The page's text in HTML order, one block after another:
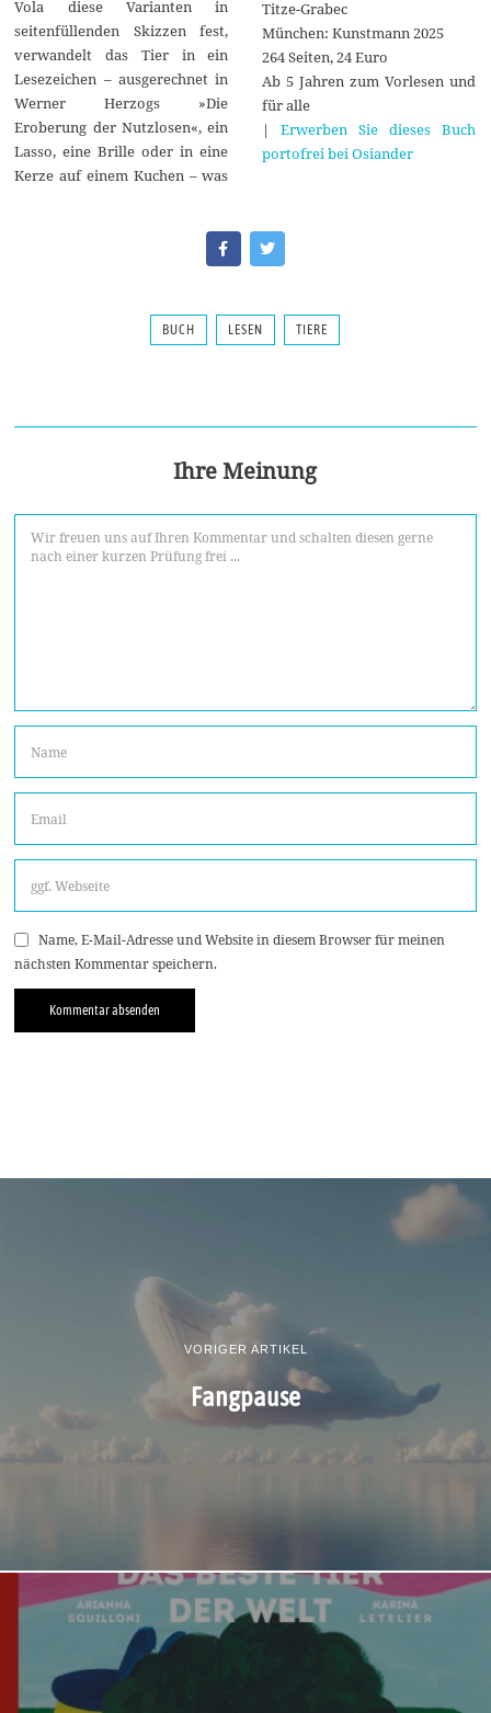
Vola diese Varianten in
seitenfüllenden Skizzen fest,
verwandelt das Tier in ein
Lesezeichen – ausgerechnet in
Werner Herzogs »Die
Eroberung der Nutzlosen«, ein
Lasso, eine Brille oder in eine
Kerze auf einem Kuchen – was
Titze-Grabec
München: Kunstmann 2025
264 Seiten, 24 Euro
Ab 5 Jahren zum Vorlesen und
für alle
| Erwerben Sie dieses Buch
portofrei bei Osiander
BUCH LESEN TIERE
Ihre Meinung
Name, E-Mail-Adresse und Website in diesem Browser für meinen
nächsten Kommentar speichern.
VORIGER ARTIKEL
Fangpause